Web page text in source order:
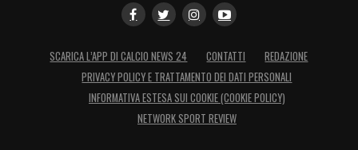
SCARICA L’APP DI CALCIO NEWS 24 CONTATTI
REDAZIONE
PRIVACY POLICY E TRATTAMENTO DEI DATI PERSONALI
INFORMATIVA ESTESA SUI COOKIE (COOKIE POLICY)
NETWORK SPORT REVIEW